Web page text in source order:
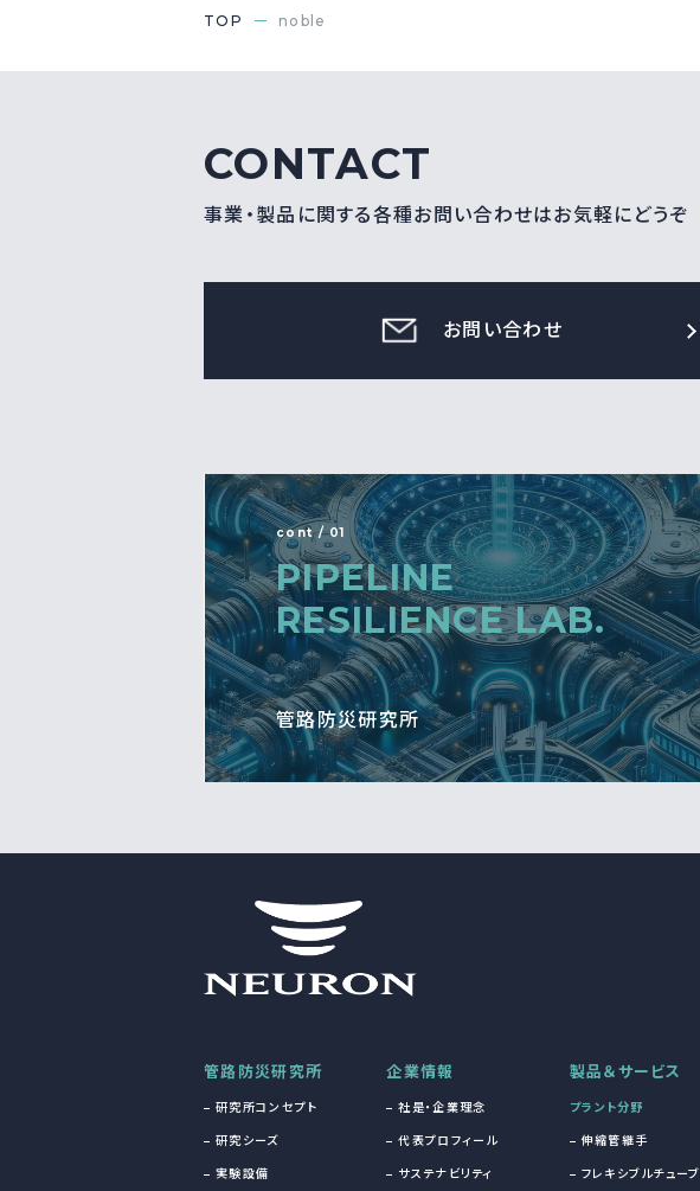
TOP noble
CONTACT
事業・製品に関する各種お問い合わせはお気軽にどうぞ
お問い合わせ
cont / 01
PIPELINE
RESILIENCE LAB.
管路防災研究所
管路防災研究所
研究所コンセプト
研究シーズ
実験設備
企業情報
社是・企業理念
代表プロフィール
サステナビリティ
製品＆サービス
プラント分野
伸縮管継手
フレキシブルチューブ